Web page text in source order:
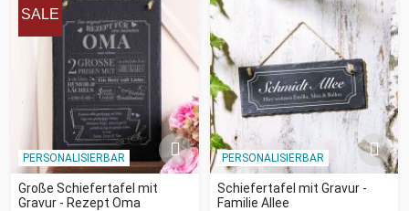
SALE
PERSONALISIERBAR
Große Schiefertafel mit
Gravur - Rezept Oma
PERSONALISIERBAR
Schiefertafel mit Gravur -
Familie Allee